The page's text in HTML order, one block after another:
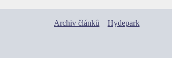
Archiv článků Hydepark